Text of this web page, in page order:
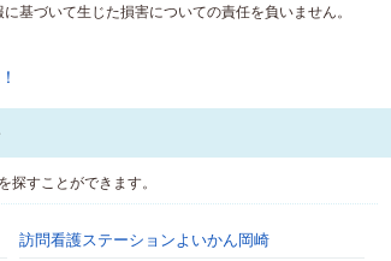
基づいて生じた損害についての責任を負いません。
探すことができます。
訪問看護ステーションよいかん岡崎